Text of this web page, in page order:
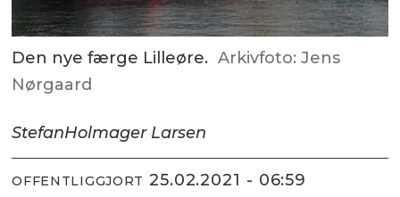
Den nye færge Lilleøre. Arkivfoto: Jens
Nørgaard
StefanHolmager Larsen
OFFENTLIGGJORT 25.02.2021 - 06:59